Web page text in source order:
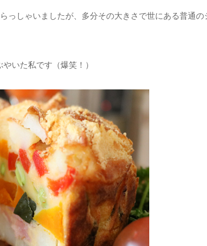
っしゃいましたが、多分その大きさで世にある普通の
いた私です（爆笑！）